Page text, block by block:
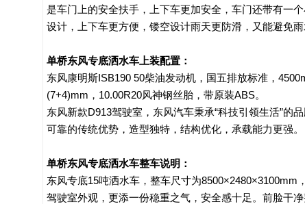
是车门上的安全扶手，上下车更加安全，车门还带有一
设计，上下车更方便，镂空设计雨天更防滑，又能避免
单桥东风专底洒水车上装配置：
东风康明斯ISB190 50柴油发动机，国五排放标准，
(7+4)mm，10.00R20风神钢丝胎，带原装ABS。
东风新款D913驾驶室，东风汽车秉承“科技引领生活”的
可靠的传统优势，造型独特，结构优化，承载能力更强
单桥东风专底洒水车整车说明：
东风专底15吨洒水车，整车尺寸为
驾驶室外观，更添一份稳重之气，安全感十足。前脸干